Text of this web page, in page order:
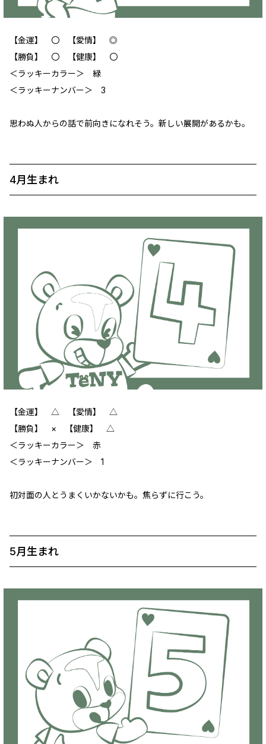
【金運】 〇 【愛情】 ◎
【勝負】 〇 【健康】 〇
＜ラッキーカラー＞ 緑
＜ラッキーナンバー＞ 3
思わぬ人からの話で前向きになれそう。新しい展開があるかも。
4月生まれ
【金運】 ‪‪△ 【愛情】 △
【勝負】 × 【健康】 △
＜ラッキーカラー＞ 赤
＜ラッキーナンバー＞ 1
初対面の人とうまくいかないかも。焦らずに行こう。
5月生まれ